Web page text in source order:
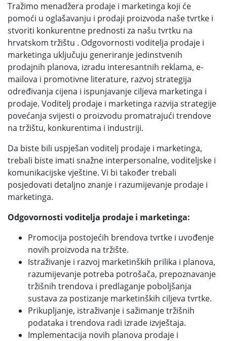
Tražimo menadžera prodaje i marketinga koji će
pomoći u oglašavanju i prodaji proizvoda naše tvrtke i
stvoriti konkurentne prednosti za našu tvrtku na
hrvatskom tržištu . Odgovornosti voditelja prodaje i
marketinga uključuju generiranje jedinstvenih
prodajnih planova, izradu interesantnih reklama, e-
mailova i promotivne literature, razvoj strategija
određivanja cijena i ispunjavanje ciljeva marketinga i
prodaje. Voditelj prodaje i marketinga razvija strategije
povećanja svijesti o proizvodu promatrajući trendove
na tržištu, konkurentima i industriji.
Da biste bili uspješan voditelj prodaje i marketinga,
trebali biste imati snažne interpersonalne, voditeljske i
komunikacijske vještine. Vi bi također trebali
posjedovati detaljno znanje i razumijevanje prodaje i
marketinga.
Odgovornosti voditelja prodaje i marketinga:
Promocija postojećih brendova tvrtke i uvođenje
novih proizvoda na tržište.
Istraživanje i razvoj marketinških prilika i planova,
razumijevanje potreba potrošača, prepoznavanje
tržišnih trendova i predlaganje poboljšanja
sustava za postizanje marketinških ciljeva tvrtke.
Prikupljanje, istraživanje i sažimanje tržišnih
podataka i trendova radi izrade izvještaja.
Implementacija novih planova prodaje i